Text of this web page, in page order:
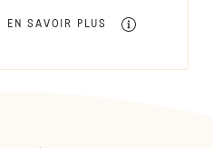
EN SAVOIR PLUS